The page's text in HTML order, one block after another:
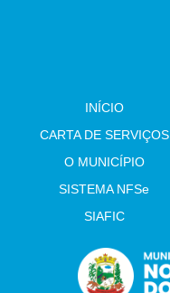
INÍCIO
CARTA DE SERVIÇOS
O MUNICÍPIO
SISTEMA NFSe
SIAFIC